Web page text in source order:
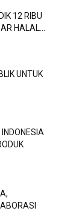
12 RIBU
HALAL...
UNTUK